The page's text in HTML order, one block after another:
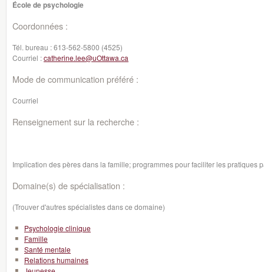
École de psychologie
Coordonnées :
Tél. bureau :613-562-5800 (4525)
Courriel :catherine.lee@uOttawa.ca
Mode de communication préféré :
Courriel
Renseignement sur la recherche :
Implication des pères dans la famille; programmes pour faciliter les pratiques
Domaine(s) de spécialisation :
(Trouver d'autres spécialistes dans ce domaine)
Psychologie clinique
Famille
Santé mentale
Relations humaines